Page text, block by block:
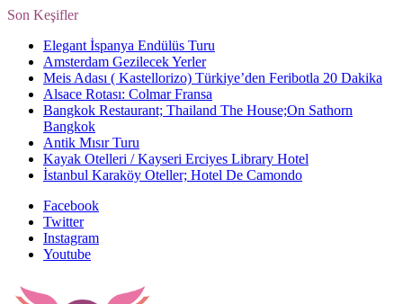
Son Keşifler
Elegant İspanya Endülüs Turu
Amsterdam Gezilecek Yerler
Meis Adası ( Kastellorizo) Türkiye’den Feribotla 20 Dakika
Alsace Rotası: Colmar Fransa
Bangkok Restaurant; Thailand The House;On Sathorn
Bangkok
Antik Mısır Turu
Kayak Otelleri / Kayseri Erciyes Library Hotel
İstanbul Karaköy Oteller; Hotel De Camondo
Facebook
Twitter
Instagram
Youtube